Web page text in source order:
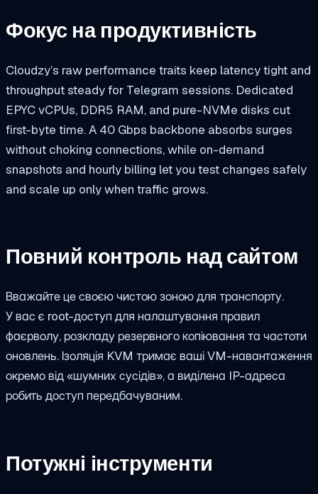
Фокус на продуктивність
Cloudzy’s raw performance traits keep latency tight and
throughput steady for Telegram sessions. Dedicated
EPYC vCPUs, DDR5 RAM, and pure-NVMe disks cut
first-byte time. A 40 Gbps backbone absorbs surges
without choking connections, while on-demand
snapshots and hourly billing let you test changes safely
and scale up only when traffic grows.
Повний контроль над сайтом
Вважайте це своєю чистою зоною для транспорту.
У вас є root-доступ для налаштування правил
фаєрволу, розкладу резервного копіювання та частоти
оновлень. Ізоляція KVM тримає ваші VM-навантаження
окремо від «шумних сусідів», а виділена IP-адреса
робить доступ передбачуваним.
Потужні інструменти